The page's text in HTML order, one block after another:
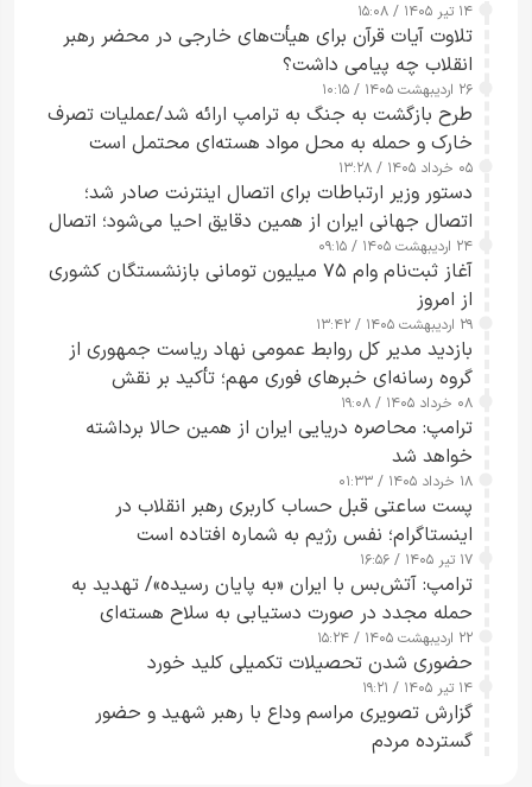
۱۴ تیر ۱۴۰۵ / ۱۵:۰۸
تلاوت آیات قرآن برای هیأت‌های خارجی در محضر رهبر
انقلاب چه پیامی داشت؟
۲۶ اردیبهشت ۱۴۰۵ / ۱۰:۱۵
طرح‌ بازگشت به جنگ به ترامپ ارائه شد/عملیات تصرف
خارک و حمله به محل مواد هسته‌ای محتمل است
۰۵ خرداد ۱۴۰۵ / ۱۳:۲۸
دستور وزیر ارتباطات برای اتصال اینترنت صادر شد؛
اتصال جهانی ایران از همین دقایق احیا می‌شود؛ اتصال
کامل مردم تا ۲۴ ساعت آینده
۲۴ اردیبهشت ۱۴۰۵ / ۰۹:۱۵
آغاز ثبت‌نام وام ۷۵ میلیون تومانی بازنشستگان کشوری
از امروز
۲۹ اردیبهشت ۱۴۰۵ / ۱۳:۴۲
بازدید مدیر کل روابط عمومی نهاد ریاست جمهوری از
گروه رسانه‌ای خبرهای فوری مهم؛ تأکید بر نقش
رسانه‌های هوشمند و مسئول در ارتقای آگاهی عمومی
۰۸ خرداد ۱۴۰۵ / ۱۹:۰۸
ترامپ: محاصره دریایی ایران از همین حالا برداشته
خواهد شد
۱۸ خرداد ۱۴۰۵ / ۰۱:۳۳
پست ساعتی قبل حساب کاربری رهبر انقلاب در
اینستاگرام؛ نفس رژیم به شماره افتاده است​
۱۷ تیر ۱۴۰۵ / ۱۶:۵۶
ترامپ: آتش‌بس با ایران «به پایان رسیده»/ تهدید به
حمله مجدد در صورت دستیابی به سلاح هسته‌ای
۲۲ اردیبهشت ۱۴۰۵ / ۱۵:۲۴
حضوری شدن تحصیلات تکمیلی کلید خورد
۱۴ تیر ۱۴۰۵ / ۱۹:۲۱
گزارش تصویری مراسم وداع با رهبر شهید و حضور
گسترده مردم